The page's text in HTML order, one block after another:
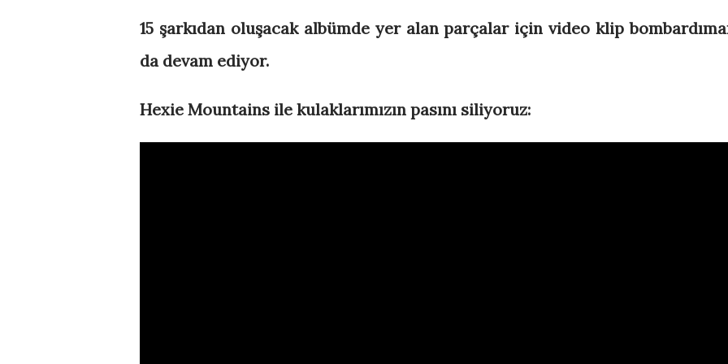
15 şarkıdan oluşacak albümde yer alan parçalar için video klip
da devam ediyor.
Hexie Mountains ile kulaklarımızın pasını siliyoruz: